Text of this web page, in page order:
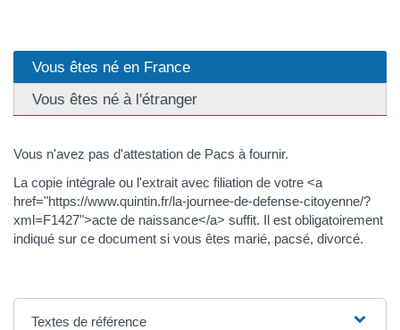
Vous êtes né en France
Vous êtes né à l'étranger
Vous n'avez pas d'attestation de Pacs à fournir.
La copie intégrale ou l'extrait avec filiation de votre <a
href="https://www.quintin.fr/la-journee-de-defense-citoyenne/?
xml=F1427">acte de naissance</a> suffit. Il est obligatoirement
indiqué sur ce document si vous êtes marié, pacsé, divorcé.
Textes de référence